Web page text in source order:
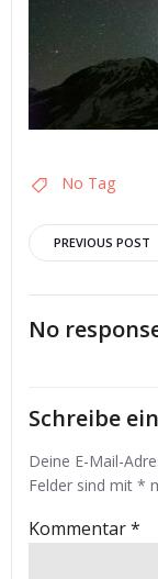
No Tag
Post
PREVIOUS POST
No
Schreibe
Deine E-Mail-
Felder sind mit *
Kommentar*